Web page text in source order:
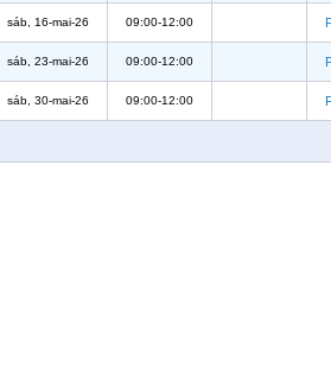
sáb, 16-mai-26 09:00-12:00
sáb, 23-mai-26 09:00-12:00
sáb, 30-mai-26 09:00-12:00